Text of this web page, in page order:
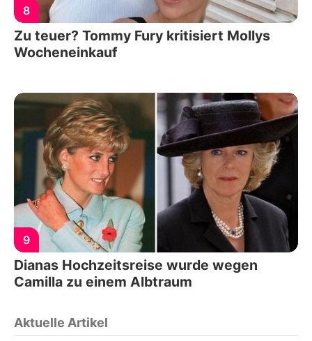
8
Zu teuer? Tommy Fury kritisiert Mollys
Wocheneinkauf
9
Dianas Hochzeitsreise wurde wegen
Camilla zu einem Albtraum
Aktuelle Artikel